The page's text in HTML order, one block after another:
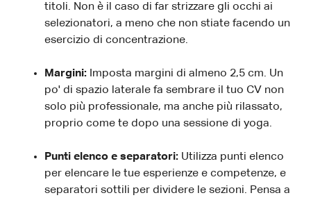
titoli. Non è il caso di far strizzare gli occhi ai
selezionatori, a meno che non stiate facendo un
esercizio di concentrazione.
Margini: Imposta margini di almeno 2,5 cm. Un
po' di spazio laterale fa sembrare il tuo CV non
solo più professionale, ma anche più rilassato,
proprio come te dopo una sessione di yoga.
Punti elenco e separatori: Utilizza punti elenco
per elencare le tue esperienze e competenze, e
separatori sottili per dividere le sezioni. Pensa a